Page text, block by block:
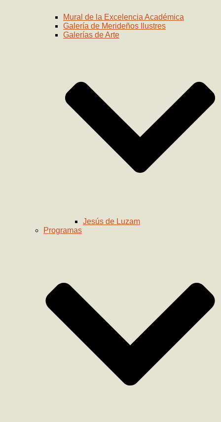
Mural de la Excelencia Académica
Galería de Merideños Ilustres
Galerías de Arte
Jesús de Luzam
Programas